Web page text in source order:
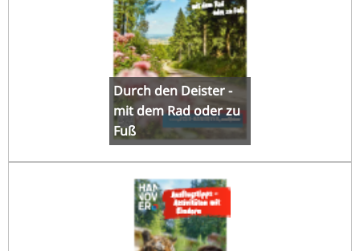
Durch den Deister -
mit dem Rad oder zu
Fuß